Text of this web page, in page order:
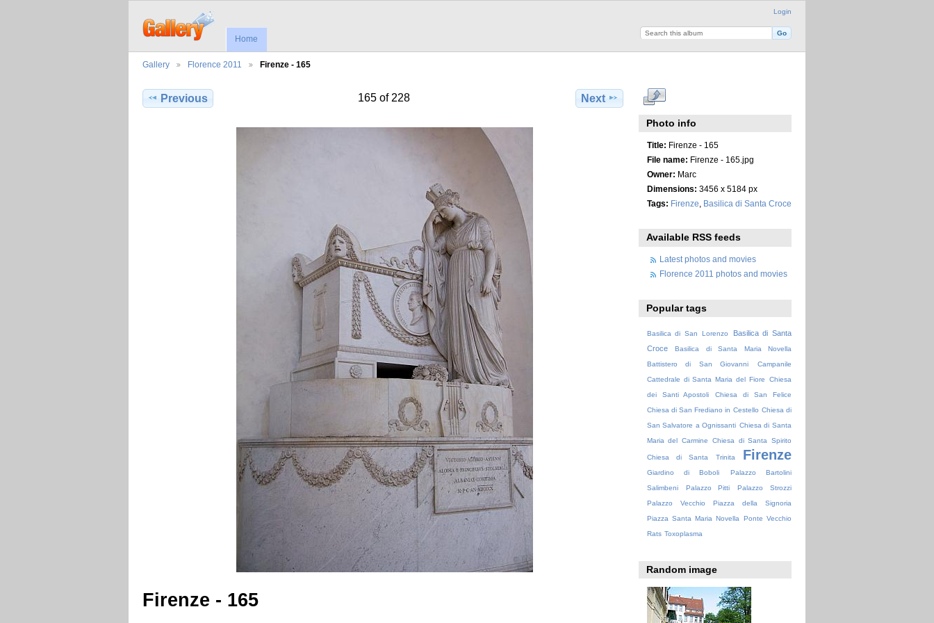
Login
Home
Gallery Florence 2011 Firenze - 165
Previous 165 of 228 Next
Firenze - 165
Photo info
Title: Firenze - 165
File name: Firenze - 165.jpg
Owner: Marc
Dimensions: 3456 x 5184 px
Tags: Firenze Basilica di Santa Croce
Available RSS feeds
Latest photos and movies
Florence 2011 photos and movies
Popular tags
Basilica di San Lorenzo
Basilica di Santa
Croce
Basilica di Santa Maria Novella
Battistero di San Giovanni
Campanile
Cattedrale di Santa Maria del Fiore
Chiesa
dei Santi Apostoli
Chiesa di San Felice
Chiesa di San Frediano in Cestello Chiesa di
San Salvatore a Ognissanti Chiesa di Santa
Maria del Carmine
Chiesa di Santa Spirito
Chiesa di Santa Trinita Firenze
Giardino di Boboli
Palazzo Bartolini
Salimbeni
Palazzo Pitti
Palazzo Strozzi
Palazzo Vecchio
Piazza della Signoria
Piazza Santa Maria Novella
Ponte Vecchio
Rats Toxoplasma
Random image